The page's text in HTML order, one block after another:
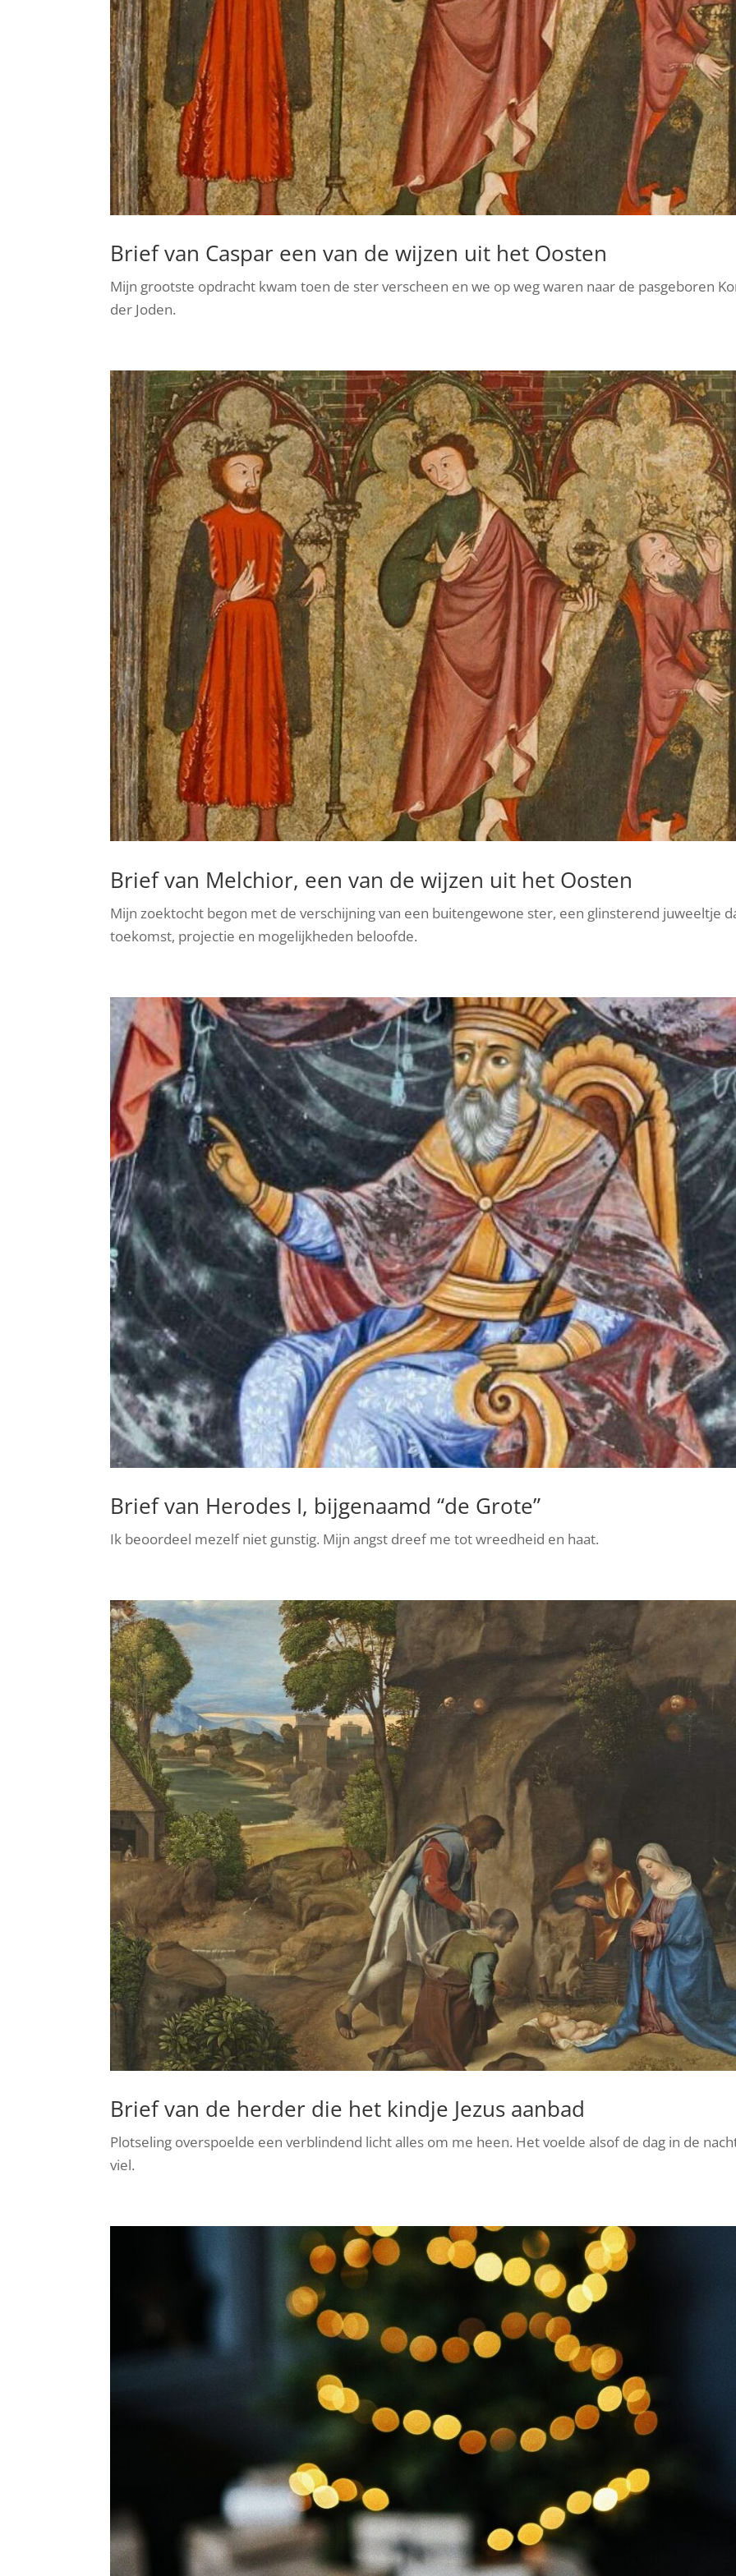
Brief van Caspar een van de wijzen uit het Oosten
Mijn grootste opdracht kwam toen de ster verscheen en we op weg waren naar de pasgeboren
der Joden.
Brief van Melchior, een van de wijzen uit het Oosten
Mijn zoektocht begon met de verschijning van een buitengewone ster, een glinsterend juweeltje
toekomst, projectie en mogelijkheden beloofde.
Brief van Herodes I, bijgenaamd “de Grote”
Ik beoordeel mezelf niet gunstig. Mijn angst dreef me tot wreedheid en haat.
Brief van de herder die het kindje Jezus aanbad
Plotseling overspoelde een verblindend licht alles om me heen. Het voelde alsof de dag in de
viel.